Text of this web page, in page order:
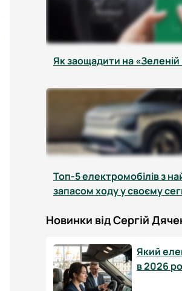
Як заощадити на «Зеленій
Топ-5 електромобілів з
запасом ходу у своєму
Новинки від Сергій
Який
в 2026